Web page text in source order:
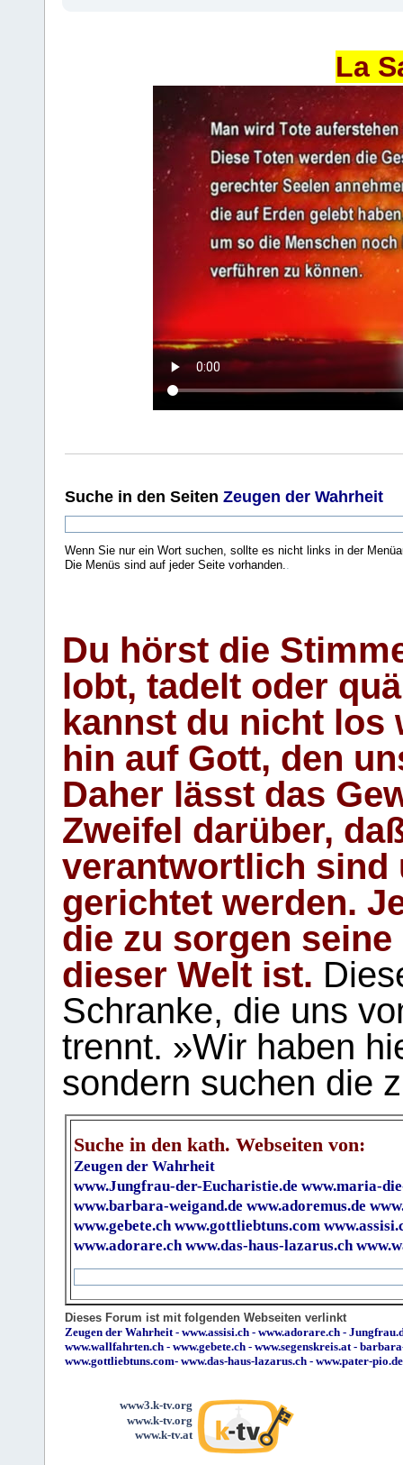
La
Suche in den Seiten Zeugen der Wahrheit
Wenn Sie nur ein Wort suchen, sollte es nicht links in der
Die Menüs sind auf jeder Seite vorhanden..
Du hörst die
lobt, tadelt oder
kannst du nicht los
hin auf Gott, den
Daher lässt das
Zweifel darüber,
verantwortlich sind
gerichtet werden.
die zu sorgen
dieser Welt ist.
Schranke, die uns
trennt. »Wir haben
sondern suchen die
Suche in den kath. Webseiten von:
Zeugen der Wahrheit
www.Jungfrau-der-Eucharistie.de www.maria-
www.barbara-weigand.de www.adoremus.de
www.gebete.ch www.gottliebtuns.com
www.adorare.ch www.das-haus-lazarus.ch
Dieses Forum ist mit folgenden Webseiten verlinkt
Zeugen der Wahrheit- www.assisi.ch - www.adorare.ch -
www.wallfahrten.ch - www.gebete.ch - www.segenskreis.at-
www.gottliebtuns.com- www.das-haus-lazarus.ch - www.pater-pio.de
www3.k-tv.org
www.k-tv.org
www.k-tv.at